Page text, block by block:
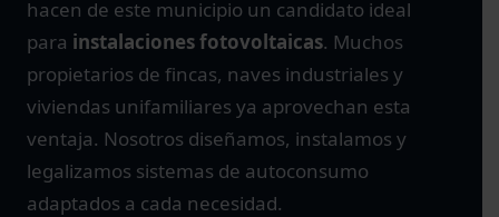
hacen de este municipio un candidato ideal
para instalaciones fotovoltaicas. Muchos
propietarios de fincas, naves industriales y
viviendas unifamiliares ya aprovechan esta
ventaja. Nosotros diseñamos, instalamos y
legalizamos sistemas de autoconsumo
adaptados a cada necesidad.